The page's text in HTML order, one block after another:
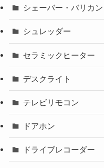
シェーバー・バリカン
シュレッダー
セラミックヒーター
デスクライト
テレビリモコン
ドアホン
ドライブレコーダー